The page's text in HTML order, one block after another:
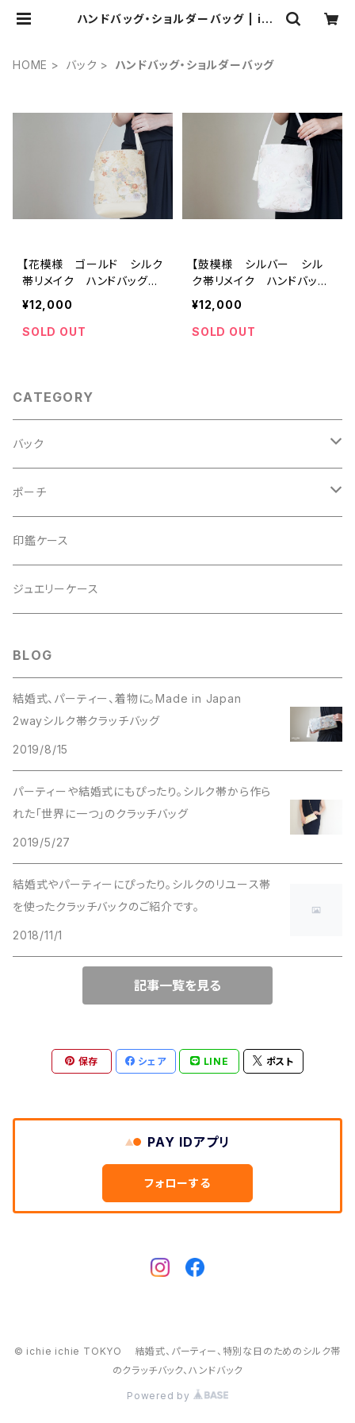
ハンドバッグ・ショルダーバッグ | ich
ラッチバック、ハンドバック
HOME バック ハンドバッグ・ショルダーバッグ
【花模様 ゴールド シルク
帯リメイク ハンドバッグ・
ショルダーバック】日常使
い、結婚式、パーティー、和
装に。
¥12,000
SOLD OUT
【鼓模様 シルバー シル
ク帯リメイク ハンドバッ
グ・ショルダーバック】日常
使い、結婚式、パーティー、
和装に。
¥12,000
SOLD OUT
CATEGORY
バック
2Wayクラッチバッグ＆ハンドバッグ
ハンドバッグ・ショルダーバッグ
スマホショルダー、サコッシュ
かごバッグ
ポーチ
コロンとした大容量コスメポーチ
ミニポーチ
印鑑ケース
ジュエリーケース
BLOG
結婚式、パーティー、着物に。Made in Japan
2wayシルク帯クラッチバッグ
2019/8/15
パーティーや結婚式にもぴったり。シルク帯から作ら
れた「世界に一つ」のクラッチバッグ
2019/5/27
結婚式やパーティーにぴったり。シルクのリユース帯
を使ったクラッチバックのご紹介です。
2018/11/1
記事一覧を見る
保存 シェア LINE ポスト
PAY IDアプリ
フォローする
© ichie ichie TOKYO 結婚式、パーティー、特別な日のためのシルク帯
のクラッチバック、ハンドバック
Powered by